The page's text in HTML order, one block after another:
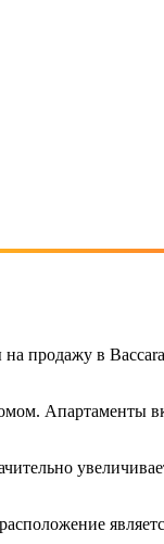
продажу в
Апартаменты